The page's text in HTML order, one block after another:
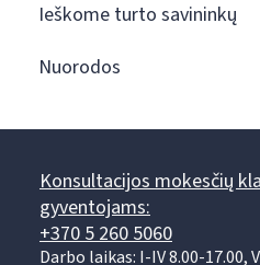
Ieškome turto savininkų
Nuorodos
Konsultacijos mokesčių
gyventojams:
+370 5 260 5060
Darbo laikas: I-IV 8.00-17.00,